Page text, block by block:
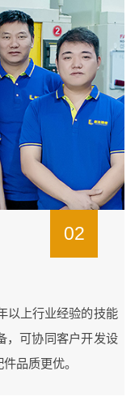
02
以上行业经验的技能
，可协同客户开发设
品质更优。